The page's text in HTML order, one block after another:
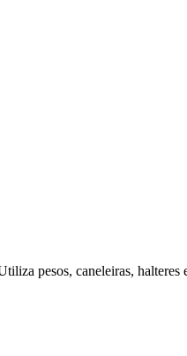
pesos, caneleiras, halteres